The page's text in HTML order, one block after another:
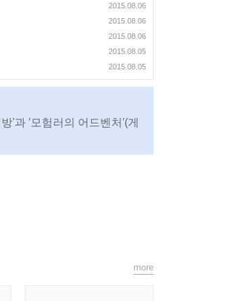
2015.08.06
2015.08.06
2015.08.06
2015.08.05
2015.08.05
과 ′모험러의 어드벤처′(게
more